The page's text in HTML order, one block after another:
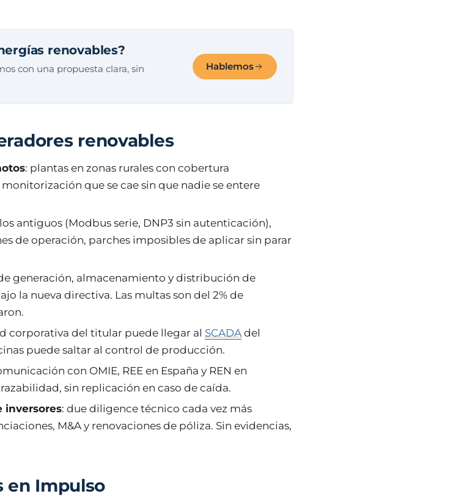
renovables?
con una propuesta clara, sin
Hablemos
renovables
: plantas en zonas rurales con cobertura
que se cae sin que nadie se entere
antiguos (Modbus serie, DNP3 sin autenticación),
de operación, parches imposibles de aplicar sin parar
generación, almacenamiento y distribución de
la nueva directiva. Las multas son del 2% de
corporativa del titular puede llegar al SCADA del
puede saltar al control de producción.
con OMIE, REE en España y REN en
sin replicación en caso de caída.
inversores: due diligence técnico cada vez más
M&A y renovaciones de póliza. Sin evidencias,
en Impulso